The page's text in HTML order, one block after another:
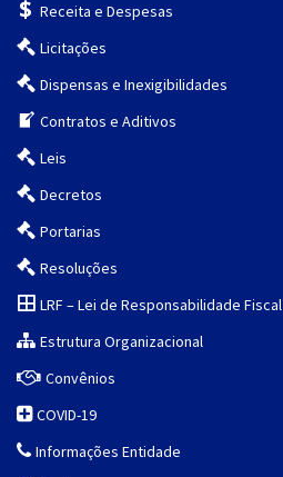
Receita e Despesas
Licitações
Dispensas e Inexigibilidades
Contratos e Aditivos
Leis
Decretos
Portarias
Resoluções
LRF – Lei de Responsabilidade Fiscal
Estrutura Organizacional
Convênios
COVID-19
Informações Entidade